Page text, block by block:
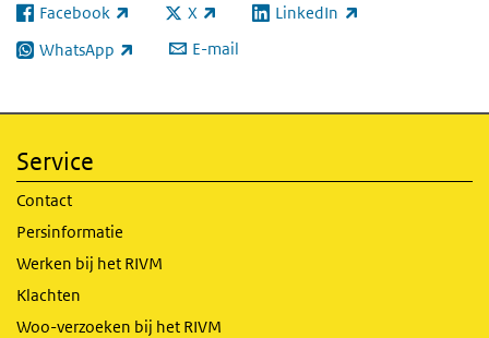
Facebook
(externe link) X
(externe link) LinkedIn
(externe link)
WhatsApp
(externe link) E-mail
Service
Contact
Persinformatie
Werken bij het RIVM
Klachten
Woo-verzoeken bij het RIVM